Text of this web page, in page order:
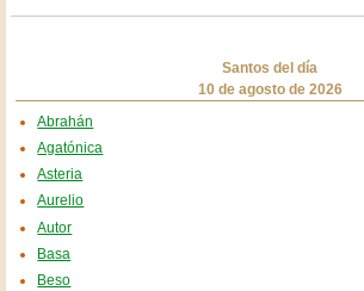
Santos del día
10 de agosto de 2026
Abrahán
Agatónica
Asteria
Aurelio
Autor
Basa
Beso